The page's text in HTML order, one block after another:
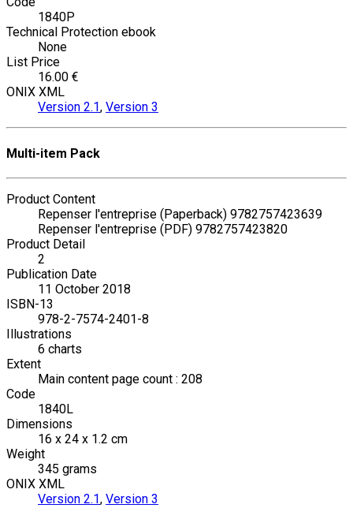
1840P
Technical Protection ebook
None
List Price
16.00 €
ONIX XML
Version 2.1, Version 3
Multi-item Pack
Product Content
Repenser l'entreprise (Paperback) 9782757423639
Repenser l'entreprise (PDF) 9782757423820
Product Detail
2
Publication Date
11 October 2018
ISBN-13
978-2-7574-2401-8
Illustrations
6 charts
Extent
Main content page count : 208
Code
1840L
Dimensions
16 x 24 x 1.2 cm
Weight
345 grams
ONIX XML
Version 2.1, Version 3